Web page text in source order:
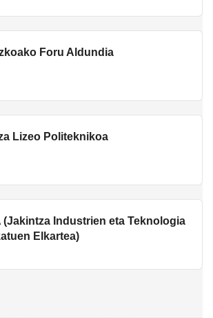
Foru Aldundia
Lizeo Politeknikoa
(Jakintza Industrien eta Teknologia
Elkartea)